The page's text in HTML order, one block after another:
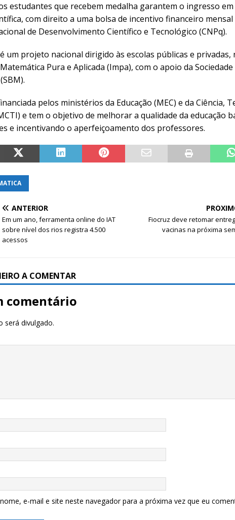
estudantes que recebem medalha garantem o ingresso
com direito a uma bolsa de incentivo financeiro mensal
de Desenvolvimento Científico e Tecnológico (CNPq).
um projeto nacional dirigido às escolas públicas e privadas,
Pura e Aplicada (Impa), com o apoio da
pelos ministérios da Educação (MEC) e da Ciência,
e tem o objetivo de melhorar a qualidade da educação
e incentivando o aperfeiçoamento dos professores.
ANTERIOR
Em um ano, ferramenta online do IAT
sobre nível dos rios registra 4.500
acessos
Fiocruz deve retomar
vacinas na próxima
A COMENTAR
comentário
será divulgado.
e-mail e site neste navegador para a próxima vez que eu